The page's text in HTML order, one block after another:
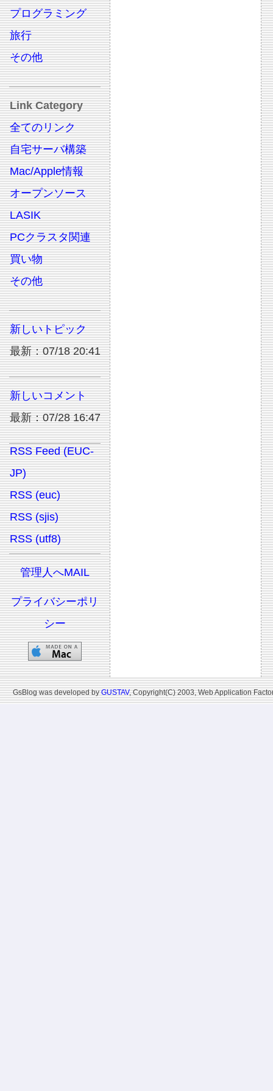
プログラミング
旅行
その他
Link Category
全てのリンク
自宅サーバ構築
Mac/Apple情報
オープンソース
LASIK
PCクラスタ関連
買い物
その他
新しいトピック
最新：07/18 20:41
新しいコメント
最新：07/28 16:47
RSS Feed (EUC-
JP)
RSS (euc)
RSS (sjis)
RSS (utf8)
管理人へMAIL
プライバシーポリ
シー
GsBlog was developed byGUSTAV, Copyright(C) 2003, Web Application